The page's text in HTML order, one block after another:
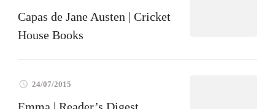
Capas de Jane Austen | Cricket
House Books
24/07/2015